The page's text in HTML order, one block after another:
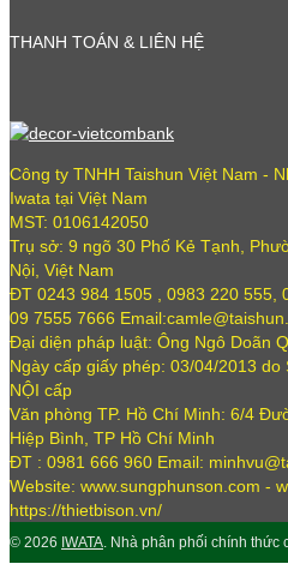
THANH TOÁN & LIÊN HỆ
Công ty TNHH Taishun Việt Nam -
Iwata tại Việt Nam
MST: 0106142050
Trụ sở: 9 ngõ 30 Phố Kẻ Tạnh,
Nội, Việt Nam
ĐT 0243 984 1505 , 0983 220 555,
09 7555 7666
Đại diện pháp luật: Ông Ngô Doãn
Ngày cấp giấy phép: 03/04/2013
NỘI cấp
Văn phòng TP. Hồ Chí Minh: 6/4
Hiệp Bình, TP Hồ Chí Minh
ĐT : 0981 666 960 Email:
Website: www.sungphunson.com -
https://thietbison.vn/
© 2026 IWATA. Nhà phân phối chính thức